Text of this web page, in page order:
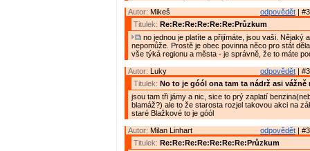
odpovědět |
Autor: Mikeš
Titulek: Re:Re:Re:Re:Re:Re:Průzkum
no jednou je platíte a přijímáte, jsou vaši. Nějaký
nepomůže. Prostě je obec povinna něco pro stát
vše týká regionu a města - je správně, že to máte
odpovědět |
Autor: Luky
Titulek: No to je góól ona tam ta nádrž asi vážně
jsou tam tři jámy a nic, sice to prý zaplatí
blamáž?) ale to že starosta rozjel takovou akci na
staré Blažkové to je góól
odpovědět |
Autor: Milan Linhart
Titulek: Re:Re:Re:Re:Re:Re:Re:Průzkum